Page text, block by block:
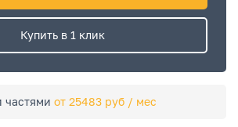
Купить в 1 клик
частями от 25483 руб / мес